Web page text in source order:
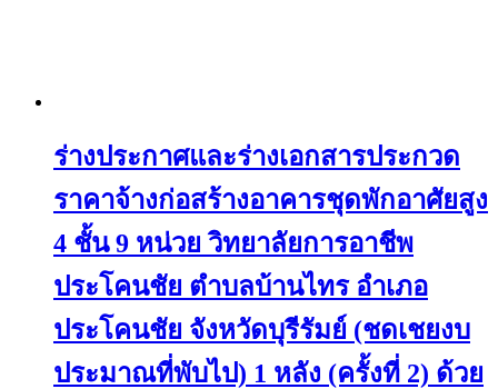
ร่างประกาศและร่างเอกสารประกวด
ราคาจ้างก่อสร้างอาคารชุดพักอาศัยสูง
4 ชั้น 9 หน่วย วิทยาลัยการอาชีพ
ประโคนชัย ตำบลบ้านไทร อำเภอ
ประโคนชัย จังหวัดบุรีรัมย์ (ชดเชยงบ
ประมาณที่พับไป) 1 หลัง (ครั้งที่ 2) ด้วย